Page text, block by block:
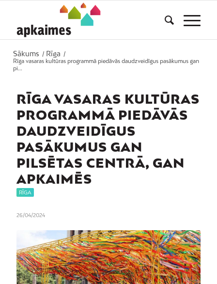
Sākums / Rīga
/
Rīga vasaras kultūras programmā piedāvās daudzveidīgus pasākumus gan
pi...
RĪGA VASARAS KULTŪRAS
PROGRAMMĀ PIEDĀVĀS
DAUDZVEIDĪGUS
PASĀKUMUS GAN
PILSĒTAS CENTRĀ, GAN
APKAIMĒS
RĪGA
26/04/2024